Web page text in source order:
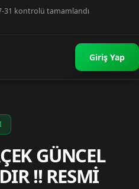
31 kontrolü tamamlandı
Giriş Yap
GÜNCEL
!! RESMİ